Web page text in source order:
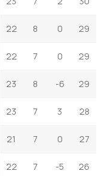
22 8 0 29
22 7 0 29
23 8 -6 29
23 7 3 28
21 7 0 27
22 7 -5 26